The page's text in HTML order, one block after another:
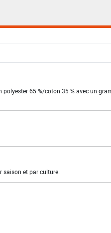
65 %/coton 35 % avec un
et par culture.